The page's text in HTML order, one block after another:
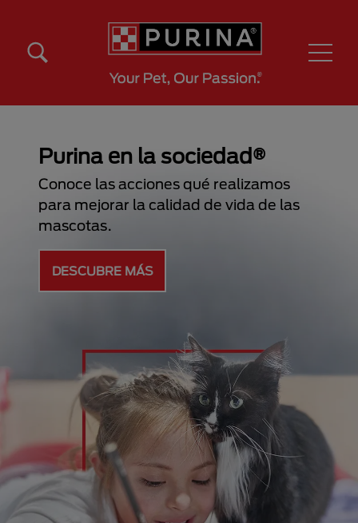
Purina en la sociedad®
Conoce las acciones qué realizamos
para mejorar la calidad de vida de las
mascotas.
DESCUBRE MÁS